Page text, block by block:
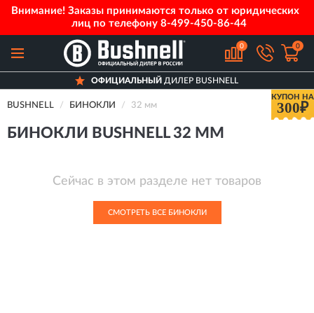
Внимание! Заказы принимаются только от юридических
лиц по телефону 8-499-450-86-44
0 0
ОФИЦИАЛЬНЫЙДИЛЕР BUSHNELL
КУПОН НА
300₽
BUSHNELL БИНОКЛИ 32 мм
БИНОКЛИ BUSHNELL 32 ММ
Сейчас в этом разделе нет товаров
СМОТРЕТЬ ВСЕ БИНОКЛИ